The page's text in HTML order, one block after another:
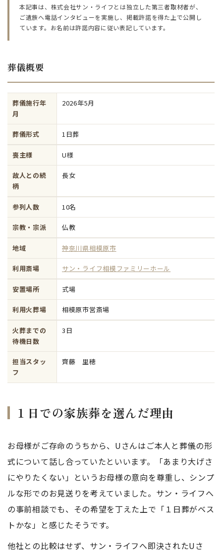
本記事は、株式会社サン・ライフとは独立した第三者取材者が、
ご遺族へ電話インタビューを実施し、掲載許諾を得た上で公開し
ています。お名前は許諾内容に従い表記しています。
葬儀概要
葬儀施行年
月
2026年5月
葬儀形式 1日葬
喪主様 U様
故人との続
柄
長女
参列人数 10名
宗教・宗派 仏教
地域 神奈川県相模原市
利用斎場 サン・ライフ相模ファミリーホール
安置場所 式場
利用火葬場 相模原市営斎場
火葬までの
待機日数
3日
担当スタッ
フ
齊藤 里穂
１日での家族葬を選んだ理由
お母様がご存命のうちから、Uさんはご本人と葬儀の形
式について話し合っていたといいます。「あまり大げさ
にやりたくない」というお母様の意向を尊重し、シンプ
ルな形でのお見送りを考えていました。サン・ライフへ
の事前相談でも、その希望を丁えた上で「１日葬がベス
トかな」と感じたそうです。
他社との比較はせず、サン・ライフへ即決されたUさ